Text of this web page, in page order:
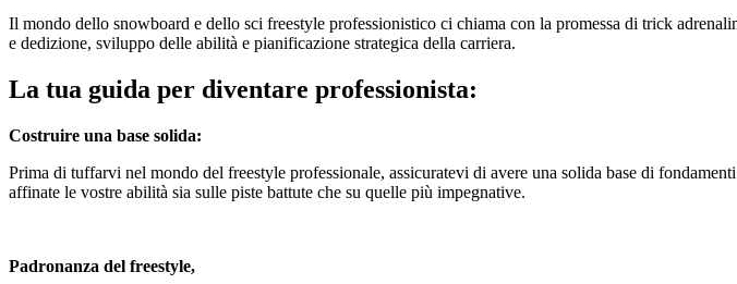
Il mondo dello snowboard e dello sci freestyle professionistico ci chiama con la promessa di trick
e dedizione, sviluppo delle abilità e pianificazione strategica della carriera.
La tua guida per diventare professionista:
Costruire una base solida:
Prima di tuffarvi nel mondo del freestyle professionale, assicuratevi di avere una solida base di
affinate le vostre abilità sia sulle piste battute che su quelle più impegnative.
Padronanza del freestyle,